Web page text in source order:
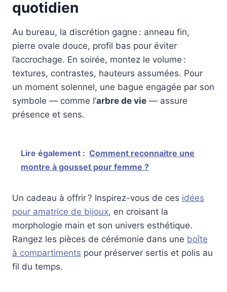
quotidien
Au bureau, la discrétion gagne : anneau fin,
pierre ovale douce, profil bas pour éviter
l’accrochage. En soirée, montez le volume :
textures, contrastes, hauteurs assumées. Pour
un moment solennel, une bague engagée par son
symbole — comme l’arbre de vie — assure
présence et sens.
Lire également : Comment reconnaitre une
montre à gousset pour femme ?
Un cadeau à offrir ? Inspirez-vous de ces idées
pour amatrice de bijoux, en croisant la
morphologie main et son univers esthétique.
Rangez les pièces de cérémonie dans une boîte
à compartiments pour préserver sertis et polis au
fil du temps.